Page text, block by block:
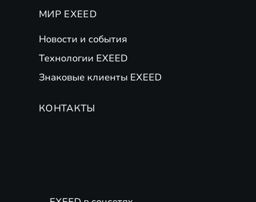
МИР EXEED
Новости и события
Технологии EXEED
Знаковые клиенты EXEED
КОНТАКТЫ